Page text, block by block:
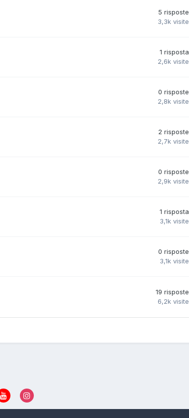
5 risposte
3,3k visite
1 risposta
2,6k visite
0 risposte
2,8k visite
2 risposte
2,7k visite
0 risposte
2,9k visite
1 risposta
3,1k visite
0 risposte
3,1k visite
19 risposte
6,2k visite